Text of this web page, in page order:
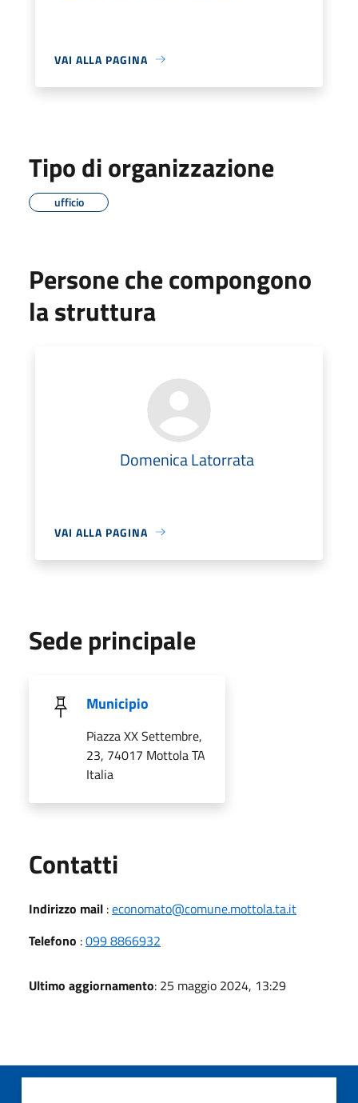
VAI ALLA PAGINA
Tipo di organizzazione
ufficio
Persone che compongono
la struttura
Domenica Latorrata
VAI ALLA PAGINA
Sede principale
Municipio
Piazza XX Settembre,
23, 74017 Mottola TA
Italia
Contatti
Indirizzo mail :economato@comune.mottola.ta.it
Telefono :099 8866932
Ultimo aggiornamento: 25 maggio 2024, 13:29